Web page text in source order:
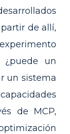
de allí,
¿puede un
un sistema
de MCP,